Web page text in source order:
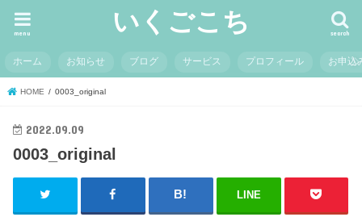
いくごこち search
menu
ホーム お知らせ ブログ サービス プロフィール お申込
HOME 0003_original
2022.09.09
0003_original
LINE